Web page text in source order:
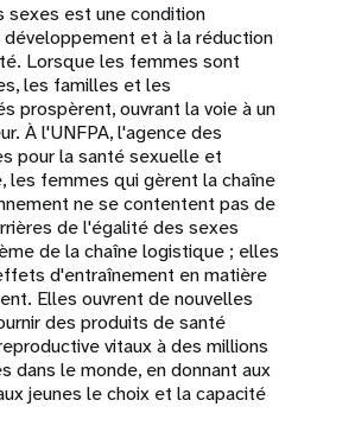
sexes est une condition
développement et à la réduction
Lorsque les femmes sont
les familles et les
prospèrent, ouvrant la voie à un
À l'UNFPA, l'agence des
pour la santé sexuelle et
les femmes qui gèrent la chaîne
ne se contentent pas de
de l'égalité des sexes
de la chaîne logistique ; elles
d'entraînement en matière
Elles ouvrent de nouvelles
des produits de santé
vitaux à des millions
dans le monde, en donnant aux
jeunes le choix et la capacité